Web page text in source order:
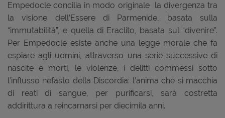
Empedocle concilia in modo originale la divergenza tra
la visione dell’Essere di Parmenide, basata sulla
“immutabilità”, e quella di Eraclito, basata sul “divenire”.
Per Empedocle esiste anche una legge morale che fa
espiare agli uomini, attraverso una serie successive di
nascite e morti, le violenze, i delitti commessi sotto
l’influsso nefasto della Discordia: l’anima che si macchia
di reati di sangue, per purificarsi, sarà costretta
addirittura a reincarnarsi per diecimila anni.